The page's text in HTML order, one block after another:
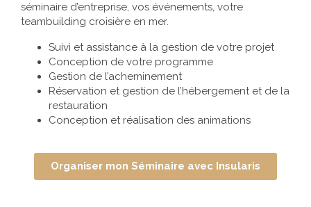
séminaire d’entreprise, vos événements, votre
teambuilding croisière en mer.
Suivi et assistance à la gestion de votre projet
Conception de votre programme
Gestion de l’acheminement
Réservation et gestion de l’hébergement et de la
restauration
Conception et réalisation des animations
Organiser mon Séminaire avec Insularis